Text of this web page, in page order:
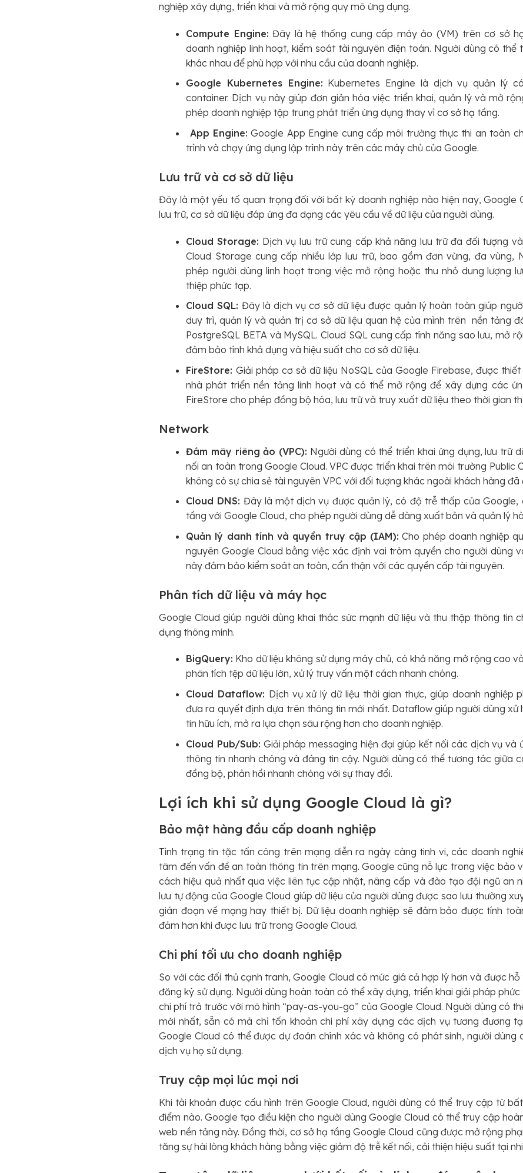
nghiệp xây dựng, triển khai và mở rộng quy mô ứng dụng.
Compute Engine: Đây là hệ thống cung cấp máy ảo (VM) trên cơ sở
doanh nghiệp linh hoạt, kiểm soát tài nguyên điện toán. Người dùng có thể
khác nhau để phù hợp với nhu cầu của doanh nghiệp.
Google Kubernetes Engine: Kubernetes Engine là dịch vụ quản lý
container. Dịch vụ này giúp đơn giản hóa việc triển khai, quản lý và mở
phép doanh nghiệp tập trung phát triển ứng dụng thay vì cơ sở hạ tầng.
App Engine: Google App Engine cung cấp môi trường thực thi an toàn
trình và chạy ứng dụng lập trình này trên các máy chủ của Google.
Lưu trữ và cơ sở dữ liệu
Đây là một yếu tố quan trọng đối với bất kỳ doanh nghiệp nào hiện nay, Google
lưu trữ, cơ sở dữ liệu đáp ứng đa dạng các yêu cầu về dữ liệu của người dùng.
Cloud Storage: Dịch vụ lưu trữ cung cấp khả năng lưu trữ đa đối tượng
Cloud Storage cung cấp nhiều lớp lưu trữ, bao gồm đơn vừng, đa vùng,
phép người dùng linh hoạt trong việc mở rộng hoặc thu nhỏ dung lượng
thiệp phức tạp.
Cloud SQL: Đây là dịch vụ cơ sở dữ liệu được quản lý hoàn toàn giúp
duy trì, quản lý và quản trị cơ sở dữ liệu quan hệ của mình trên nền tảng
PostgreSQL BETA và MySQL. Cloud SQL cung cấp tính năng sao lưu, mở
đảm bảo tính khả dụng và hiệu suất cho cơ sở dữ liệu.
FireStore:Giải pháp cơ sở dữ liệu NoSQL của Google Firebase, được
nhà phát triển nền tảng linh hoạt và có thể mở rộng để xây dựng các
FireStore cho phép đồng bộ hóa, lưu trữ và truy xuất dữ liệu theo thời gian
Network
Đám mây riêng ảo (VPC): Người dùng có thể triển khai ứng dụng, lưu trữ
nối an toàn trong Google Cloud. VPC được triển khai trên môi trường Public
không có sự chia sẻ tài nguyên VPC với đối tượng khác ngoài khách hàng đã
Cloud DNS: Đây là một dịch vụ được quản lý, có độ trễ thấp của Google,
tầng với Google Cloud, cho phép người dùng dễ dàng xuất bản và quản lý
Quản lý danh tính và quyền truy cập (IAM): Cho phép doanh nghiệp
nguyên Google Cloud bằng việc xác định vai tròm quyền cho người dùng
này đảm bảo kiểm soát an toàn, cẩn thận với các quyền cấp tài nguyên.
Phân tích dữ liệu và máy học
Google Cloud giúp người dùng khai thác sức mạnh dữ liệu và thu thập thông tin
dụng thông minh.
BigQuery: Kho dữ liệu không sử dụng máy chủ, có khả năng mở rộng cao
phân tích tệp dữ liệu lớn, xử lý truy vấn một cách nhanh chóng.
Cloud Dataflow: Dịch vụ xử lý dữ liệu thời gian thực, giúp doanh nghiệp
đưa ra quyết định dựa trên thông tin mới nhất. Dataflow giúp người dùng xử
tin hữu ích, mở ra lựa chọn sâu rộng hơn cho doanh nghiệp.
Cloud Pub/Sub: Giải pháp messaging hiện đại giúp kết nối các dịch vụ và
thông tin nhanh chóng và đáng tin cậy. Người dùng có thể tương tác giữa
đồng bộ, phản hồi nhanh chóng với sự thay đổi.
Lợi ích khi sử dụng Google Cloud là gì?
Bảo mật hàng đầu cấp doanh nghiệp
Tình trạng tin tặc tấn công trên mạng diễn ra ngày càng tinh vi, các doanh
tâm đến vấn đề an toàn thông tin trên mạng. Google cũng nỗ lực trong việc bảo
cách hiệu quả nhất qua việc liên tục cập nhật, nâng cấp và đào tạo đội ngũ an
lưu tự động của Google Cloud giúp dữ liệu của người dùng được sao lưu thường
gián đoạn về mạng hay thiết bị. Dữ liệu doanh nghiệp sẽ đảm bảo được tính
đảm hơn khi được lưu trữ trong Google Cloud.
Chi phí tối ưu cho doanh nghiệp
So với các đối thủ cạnh tranh, Google Cloud có mức giá cả hợp lý hơn và được hỗ
đăng ký sử dụng. Người dùng hoàn toàn có thể xây dựng, triển khai giải pháp
chi phí trả trước với mô hình “pay-as-you-go” của Google Cloud. Người dùng có
mới nhất, sẵn có mà chỉ tốn khoản chi phí xây dựng các dịch vụ tương đương
Google Cloud có thể được dự đoán chính xác và không có phát sinh, người dùng
dịch vụ họ sử dụng.
Truy cập mọi lúc mọi nơi
Khi tài khoản được cấu hình trên Google Cloud, người dùng có thể truy cập từ
điểm nào. Google tạo điều kiện cho người dùng Google Cloud có thể truy cập
web nền tảng này. Đồng thời, cơ sở hạ tầng Google Cloud cũng được mở rộng
tăng sự hài lòng khách hàng bằng việc giảm độ trễ kết nối, cải thiện hiệu suất tại